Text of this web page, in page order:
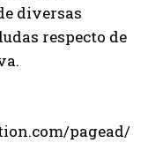
diversas
respecto de
pagead/